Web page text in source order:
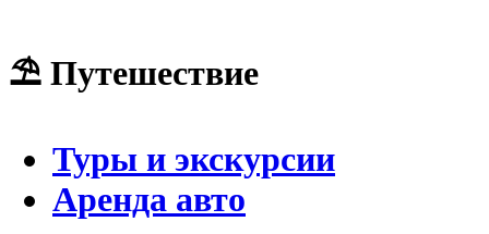
⛱ Путешествие
Туры и экскурсии
Аренда авто